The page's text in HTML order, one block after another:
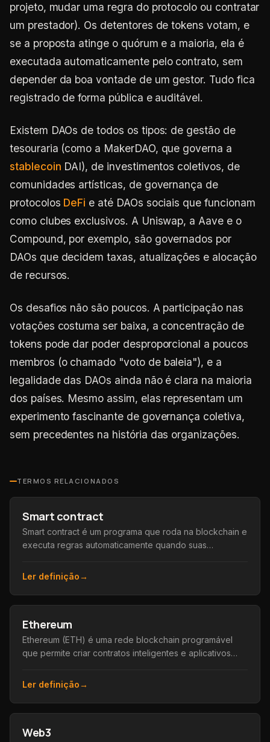
projeto, mudar uma regra do protocolo ou contratar
um prestador). Os detentores de tokens votam, e
se a proposta atinge o quórum e a maioria, ela é
executada automaticamente pelo contrato, sem
depender da boa vontade de um gestor. Tudo fica
registrado de forma pública e auditável.
Existem DAOs de todos os tipos: de gestão de
tesouraria (como a MakerDAO, que governa a
stablecoin DAI), de investimentos coletivos, de
comunidades artísticas, de governança de
protocolos DeFi e até DAOs sociais que funcionam
como clubes exclusivos. A Uniswap, a Aave e o
Compound, por exemplo, são governados por
DAOs que decidem taxas, atualizações e alocação
de recursos.
Os desafios não são poucos. A participação nas
votações costuma ser baixa, a concentração de
tokens pode dar poder desproporcional a poucos
membros (o chamado "voto de baleia"), e a
legalidade das DAOs ainda não é clara na maioria
dos países. Mesmo assim, elas representam um
experimento fascinante de governança coletiva,
sem precedentes na história das organizações.
TERMOS RELACIONADOS
Smart contract
Smart contract é um programa que roda na blockchain e
executa regras automaticamente quando suas
intermediários.
Ler definição→
Ethereum
Ethereum (ETH) é uma rede blockchain programável
que permite criar contratos inteligentes e aplicativos
Ler definição→
Web3